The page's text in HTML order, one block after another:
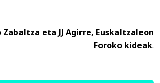
eta JJ Agirre, Euskaltzaleon
Foroko kideak.